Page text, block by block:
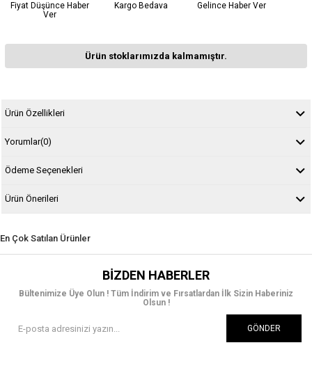
Fiyat Düşünce Haber
Ver
Kargo Bedava Gelince Haber Ver
Ürün stoklarımızda kalmamıştır.
Ürün Özellikleri
Yorumlar(0)
Ödeme Seçenekleri
Ürün Önerileri
En Çok Satılan Ürünler
BIZDEN HABERLER
Bültenimize Üye Olun ! Tüm İndirim ve Fırsatlardan İlk Sizin Haberiniz
Olsun !
GÖNDER